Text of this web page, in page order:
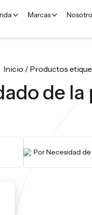
Marcas
Inicio / Productos
de la